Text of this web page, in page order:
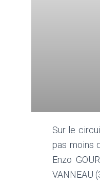
Sur le
pas moins
Enzo
VANNEAU